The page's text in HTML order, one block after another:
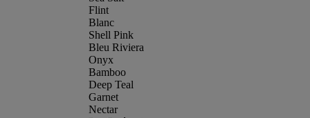
Flint
Blanc
Shell Pink
Bleu Riviera
Onyx
Bamboo
Deep Teal
Garnet
Nectar